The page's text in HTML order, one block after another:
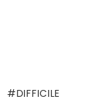
DIFFICILE